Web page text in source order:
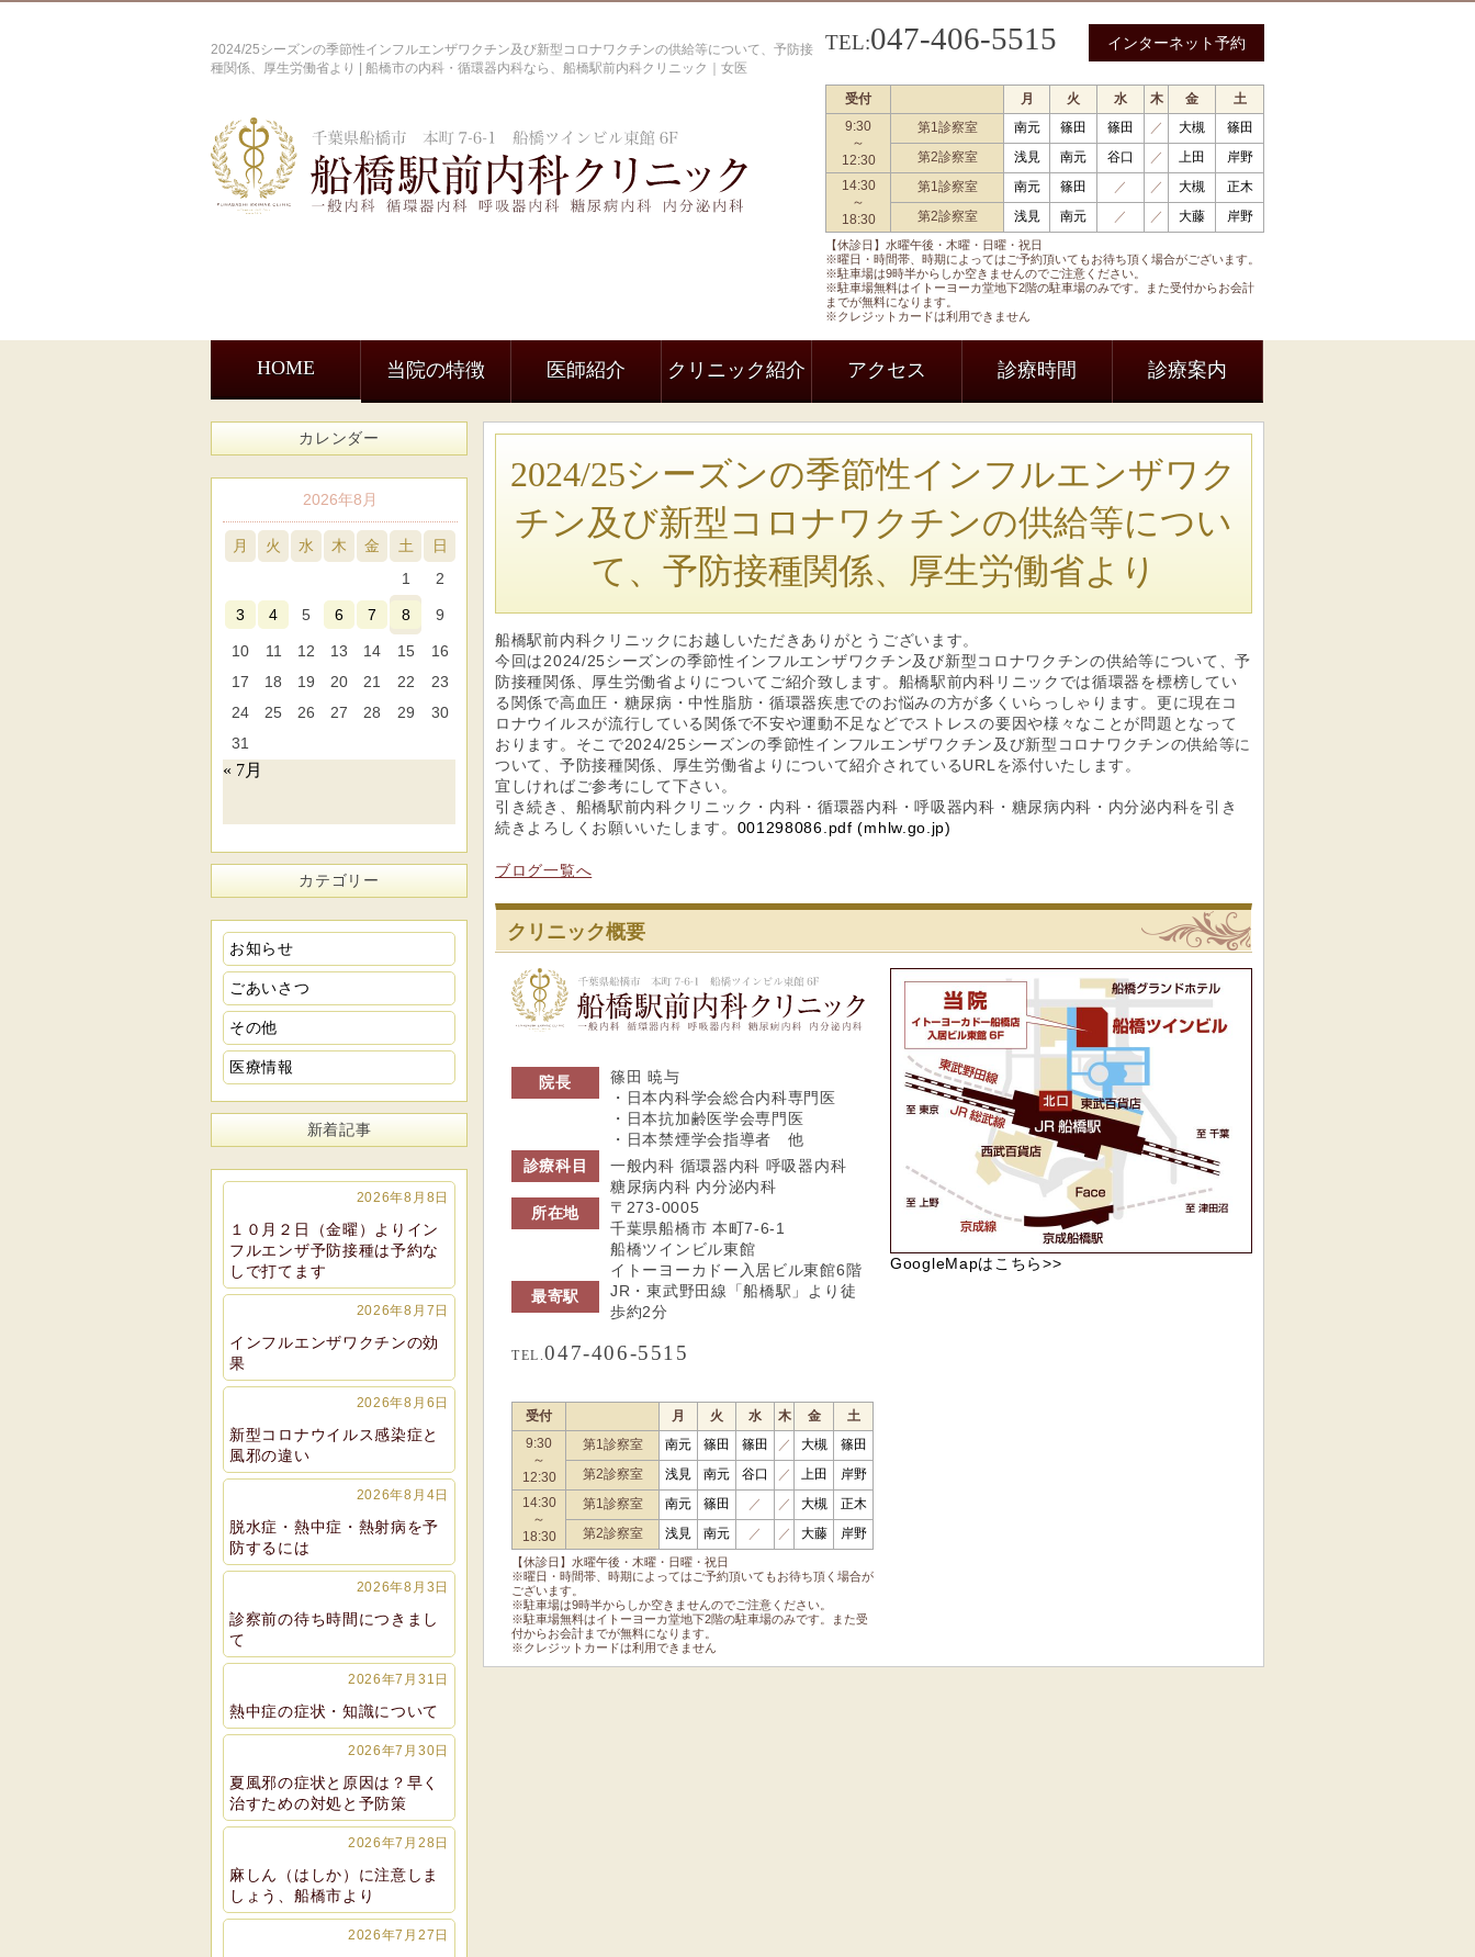
2024/25シーズンの季節性インフルエンザワクチン及び新型コロナワクチンの供給等について、予防接
種関係、厚生労働省より | 船橋市の内科・循環器内科なら、船橋駅前内科クリニック｜女医
船橋駅前内科クリニック 一般内科 循環器内科 呼吸器内科 糖尿病内科 内分泌内科
TEL:047-406-5515 インターネット予約
【休診日】水曜午後・木曜・日曜・祝日
※曜日・時間帯、時期によってはご予約頂いてもお待ち頂く場合がございます。
※駐車場は9時半からしか空きませんのでご注意ください。
※駐車場無料はイトーヨーカ堂地下2階の駐車場のみです。また受付からお会計
までが無料になります。
※クレジットカードは利用できません
受付 月 火 水 木 金
土
9:30
～
12:30
第1診察室 南元 篠田 篠田 ／ 大槻
篠田
第2診察室
浅見 南元 谷口 ／ 上田
岸野
14:30
～
18:30
第1診察室 南元 篠田 ／ ／ 大槻
正木
第2診察室
浅見 南元 ／ ／ 大藤 岸野
HOME 当院の特徴 医師紹介 クリニック紹介 アクセス 診療時間 診療案内
2024/25シーズンの季節性インフルエンザワク
チン及び新型コロナワクチンの供給等につい
て、予防接種関係、厚生労働省より
船橋駅前内科クリニックにお越しいただきありがとうございます。
今回は2024/25シーズンの季節性インフルエンザワクチン及び新型コロナワクチンの供給等について、予
防接種関係、厚生労働省よりについてご紹介致します。船橋駅前内科リニックでは循環器を標榜してい
る関係で高血圧・糖尿病・中性脂肪・循環器疾患でのお悩みの方が多くいらっしゃります。更に現在コ
ロナウイルスが流行している関係で不安や運動不足などでストレスの要因や様々なことが問題となって
おります。そこで2024/25シーズンの季節性インフルエンザワクチン及び新型コロナワクチンの供給等に
ついて、予防接種関係、厚生労働省よりについて紹介されているURLを添付いたします。
宜しければご参考にして下さい。
引き続き、船橋駅前内科クリニック・内科・循環器内科・呼吸器内科・糖尿病内科・内分泌内科を引き
続きよろしくお願いいたします。 001298086.pdf (mhlw.go.jp)
ブログ一覧へ
クリニック概要
船橋駅前内科クリニック
院長
篠田 暁与
・日本内科学会総合内科専門医
・日本抗加齢医学会専門医
・日本禁煙学会指導者 他
診療科目
一般内科 循環器内科 呼吸器内科
糖尿病内科 内分泌内科
所在地
〒273-0005
千葉県船橋市 本町7-6-1
船橋ツインビル東館
イトーヨーカドー入居ビル東館6階
最寄駅
JR・東武野田線「船橋駅」より徒
歩約2分
TEL.047-406-5515
【休診日】水曜午後・木曜・日曜・祝日
※曜日・時間帯、時期によってはご予約頂いてもお待ち頂く場合が
ございます。
※駐車場は9時半からしか空きませんのでご注意ください。
※駐車場無料はイトーヨーカ堂地下2階の駐車場のみです。また受
付からお会計までが無料になります。
※クレジットカードは利用できません
受付 月 火 水 木 金
土
9:30
～
12:30
第1診察室 南元 篠田 篠田 ／ 大槻
篠田
第2診察室
浅見 南元 谷口 ／ 上田
岸野
14:30
～
18:30
第1診察室 南元 篠田 ／ ／ 大槻
正木
第2診察室
浅見 南元 ／ ／ 大藤 岸野
GoogleMapはこちら>>
カレンダー
2026年8月
月 火 水 木 金 土
日
1
2
3 4 5 6 7 8 9
10 11 12 13 14 15
16
17
18 19 20 21 22
23
24
25 26 27 28 29
30
31
« 7月
カテゴリー
お知らせ
ごあいさつ
その他
医療情報
新着記事
2026年8月8日
１０月２日（金曜）よりイン
フルエンザ予防接種は予約な
しで打てます
2026年8月7日
インフルエンザワクチンの効
果
2026年8月6日
新型コロナウイルス感染症と
風邪の違い
2026年8月4日
脱水症・熱中症・熱射病を予
防するには
2026年8月3日
診察前の待ち時間につきまし
て
2026年7月31日
熱中症の症状・知識について
2026年7月30日
夏風邪の症状と原因は？早く
治すための対処と予防策
2026年7月28日
麻しん（はしか）に注意しま
しょう、船橋市より
2026年7月27日